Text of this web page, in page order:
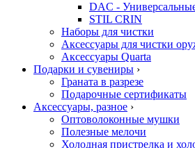
DAC -
STIL CRIN
Наборы для чистки
Аксессуары для чистки
Аксессуары Quarta
Подарки и сувениры ›
Граната в разрезе
Подарочные сертификаты
Аксессуары, разное ›
Оптоволоконные мушки
Полезные мелочи
Холодная пристрелка и